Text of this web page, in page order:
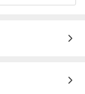
체와 프로이트, 푸코
고, 논의의 종합을